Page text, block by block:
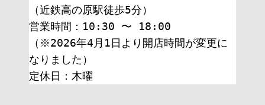
（近鉄高の原駅徒歩5分）
営業時間：10:30 〜 18:00
（※2026年4月1日より開店時間が変更に
なりました）
定休日：木曜